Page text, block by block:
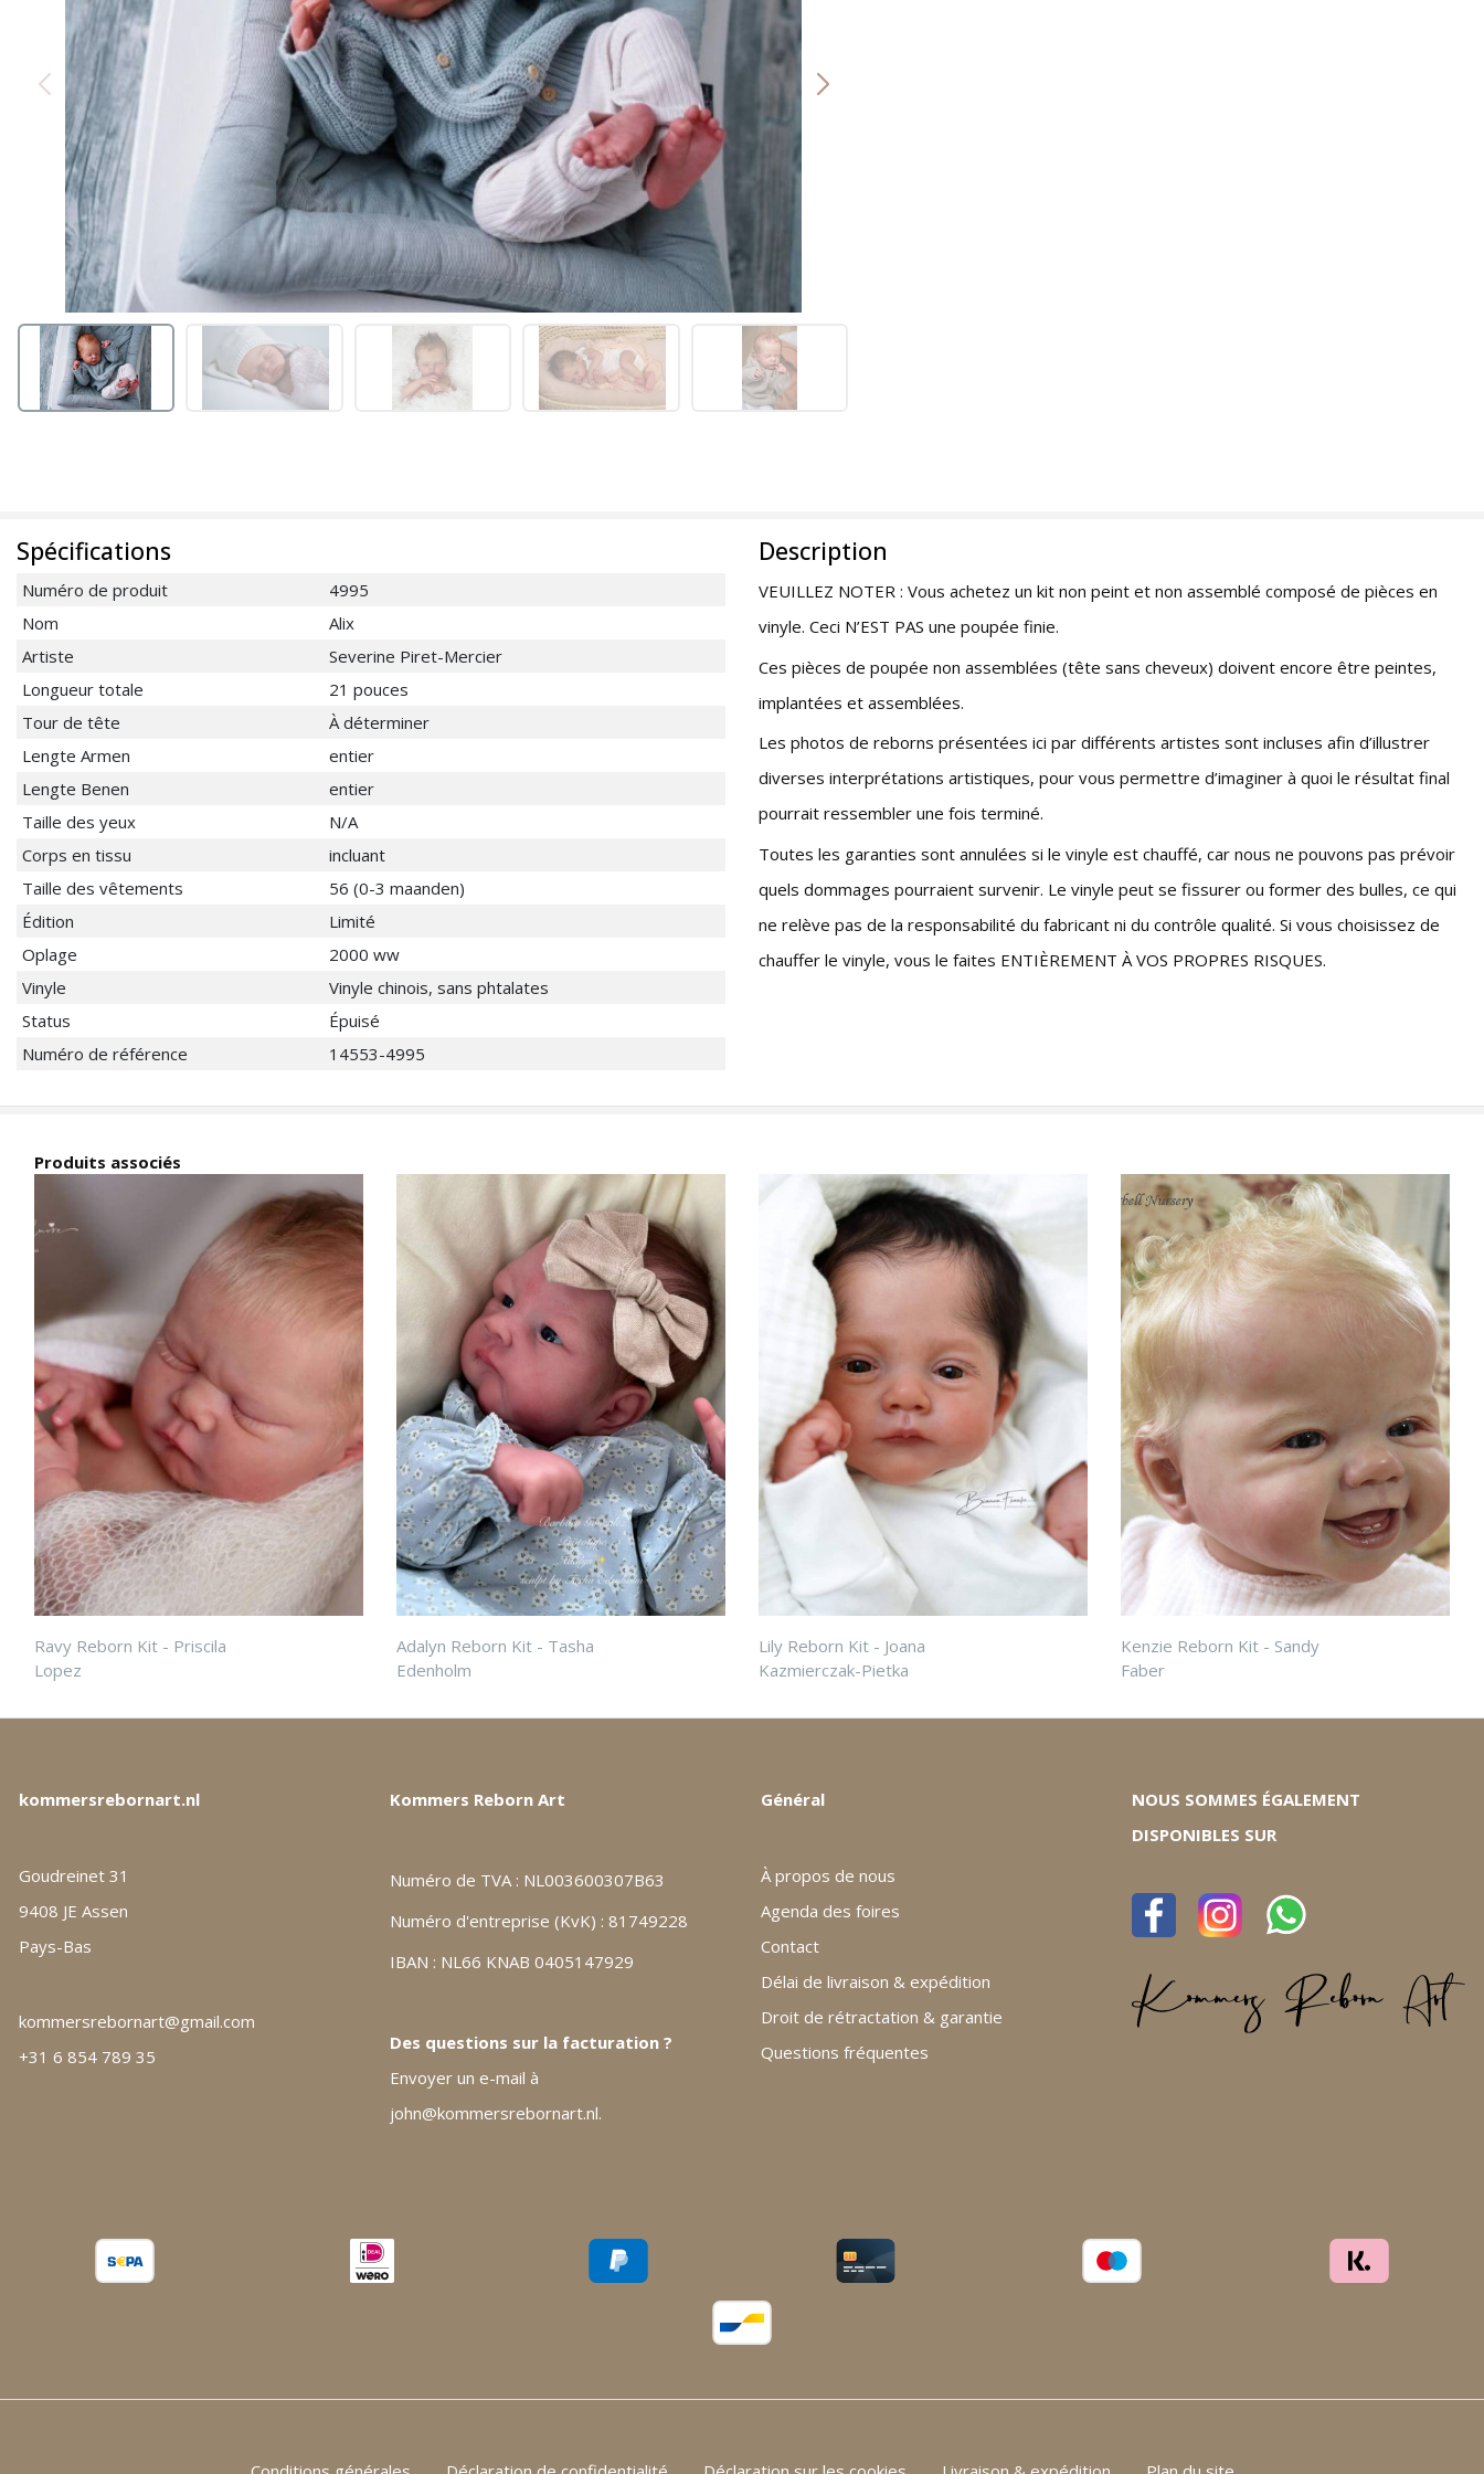
Spécifications
Numéro de produit
4995
Nom
Alix
Artiste
Severine Piret-Mercier
Longueur totale
21 pouces
Tour de tête
À déterminer
Lengte Armen
entier
Lengte Benen
entier
Taille des yeux
N/A
Corps en tissu
incluant
Taille des vêtements
56 (0-3 maanden)
Édition
Limité
Oplage
2000 ww
Vinyle
Vinyle chinois, sans phtalates
Status
Épuisé
Numéro de référence
14553-4995
Description
VEUILLEZ NOTER : Vous achetez un kit non peint et non assemblé composé de pièces en
vinyle. Ceci N’EST PAS une poupée finie.
Ces pièces de poupée non assemblées (tête sans cheveux) doivent encore être peintes,
implantées et assemblées.
Les photos de reborns présentées ici par différents artistes sont incluses afin d’illustrer
diverses interprétations artistiques, pour vous permettre d’imaginer à quoi le résultat final
pourrait ressembler une fois terminé.
Toutes les garanties sont annulées si le vinyle est chauffé, car nous ne pouvons pas prévoir
quels dommages pourraient survenir. Le vinyle peut se fissurer ou former des bulles, ce qui
ne relève pas de la responsabilité du fabricant ni du contrôle qualité. Si vous choisissez de
chauffer le vinyle, vous le faites ENTIÈREMENT À VOS PROPRES RISQUES.
Produits associés
Ravy Reborn Kit - Priscila
Lopez
Adalyn Reborn Kit - Tasha
Edenholm
Lily Reborn Kit - Joana
Kazmierczak-Pietka
Kenzie Reborn Kit - Sandy
Faber
kommersrebornart.nl
Goudreinet 31
9408 JE Assen
Pays-Bas
kommersrebornart@gmail.com
+31 6 854 789 35
Kommers Reborn Art
Numéro de TVA : NL003600307B63
Numéro d'entreprise (KvK) : 81749228
IBAN : NL66 KNAB 0405147929
Des questions sur la facturation ?
Envoyer un e-mail à
john@kommersrebornart.nl.
Général
À propos de nous
Agenda des foires
Contact
Délai de livraison & expédition
Droit de rétractation & garantie
Questions fréquentes
NOUS SOMMES ÉGALEMENT
DISPONIBLES SUR